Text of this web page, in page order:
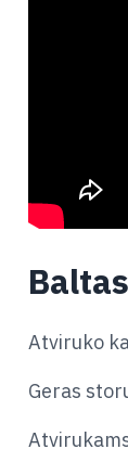
Atviruko
Geras